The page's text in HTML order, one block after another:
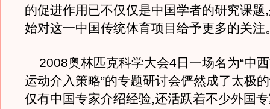
的促进作用已不仅仅是中国学者的研究课题
始对这一中国传统体育项目给予更多的关注
2008奥林匹克科学大会4日一场名为“中
运动介入策略”的专题研讨会俨然成了太极
仅有中国专家介绍经验,还活跃着不少外国